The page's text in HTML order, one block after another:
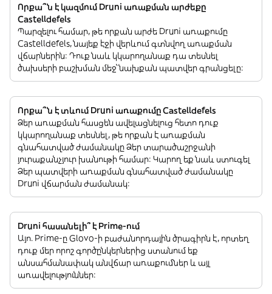
Որքա՞ն է կազմում Druni առաքման արժեքը
Castelldefels
Պարզելու համար, թե որքան արժե Druni առաքումը
Castelldefels, նայեք էջի վերևում գտնվող առաքման
վճարներին: Դուք նաև կկարողանաք դա տեսնել
ծախսերի բաշխման մեջ՝ նախքան պատվեր գրանցելը:
Որքա՞ն է տևում Druni առաքումը Castelldefels
Ձեր առաքման հասցեն ավելացնելուց հետո դուք
կկարողանաք տեսնել, թե որքան է առաքման
գնահատված ժամանակը Ձեր տարածաշրջանի
յուրաքանչյուր խանութի համար: Կարող եք նաև ստուգել
Ձեր պատվերի առաքման գնահատված ժամանակը
Druni վճարման ժամանակ:
Druni հասանելի՞ է Prime-ում
Այո. Prime-ը Glovo-ի բաժանորդային ծրագիրն է, որտեղ
դուք մեր որոշ գործընկերներից ստանում եք
անսահմանափակ անվճար առաքումներ և այլ
առավելություններ: